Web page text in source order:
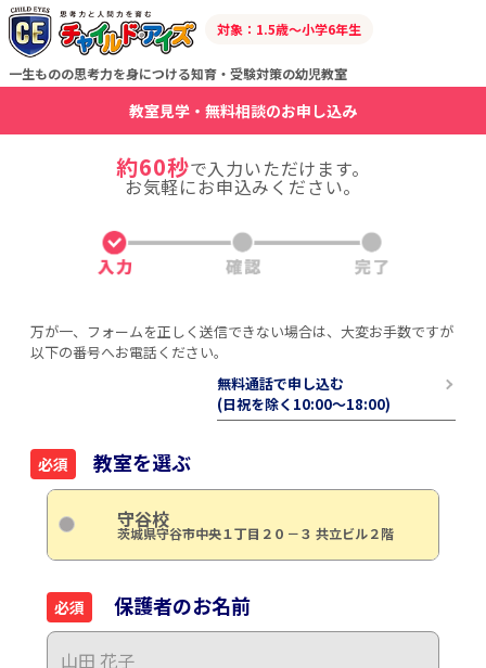
一生ものの思考力を身につける知育・受験対策の幼児教室
対象：1.5歳～小学6年生
教室見学・無料相談のお申し込み
約60秒で入力いただけます。
お気軽にお申込みください。
万が一、フォームを正しく送信できない場合は、大変お手数ですが
以下の番号へお電話ください。
無料通話で申し込む
(日祝を除く10:00〜18:00)
必須 教室を選ぶ
守谷校
茨城県守谷市中央１丁目２０－３ 共立ビル２階
必須 保護者のお名前